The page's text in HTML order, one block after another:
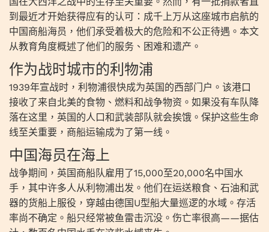
到最近才开始获得应有的认可：成千上万从这座城市启航的
中国商船海员，他们承受着极大的危险和不公正待遇。本文
从教育角度概述了他们的服务、困难和遗产。
作为战时城市的利物浦
1939年宣战时，利物浦很快成为英国的西部门户。该港口
接收了来自北美的食物、燃料和战争物资。如果没有车队降
落在这里，英国的人口和武装部队就会挨饿。保护这些生命
线至关重要，商船运输成为了第一线。
中国海员在海上
战争期间，英国商船队雇用了15,000至20,000名中国水
手，其中许多人从利物浦出发。他们在运送粮食、石油和武
器的货船上服役，穿越由德国U型船大量巡逻的水域。存活
率尚不确定。船只经常被鱼雷击沉没。伤亡率很高——据估